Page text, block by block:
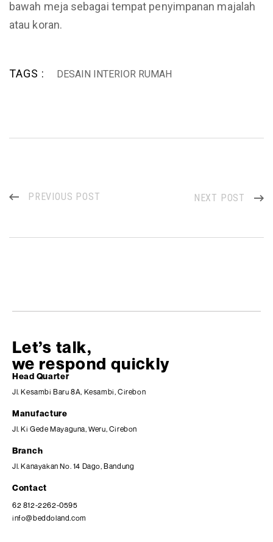
bawah meja sebagai tempat penyimpanan majalah
atau koran.
TAGS : DESAIN INTERIOR RUMAH
PREVIOUS POST NEXT POST
Let’s talk,
we respond quickly
Head Quarter
Jl. Kesambi Baru 8A, Kesambi, Cirebon
Manufacture
Jl. Ki Gede Mayaguna, Weru, Cirebon
Branch
Jl. Kanayakan No. 14 Dago, Bandung
Contact
62 812-2262-0595
info@beddoland.com